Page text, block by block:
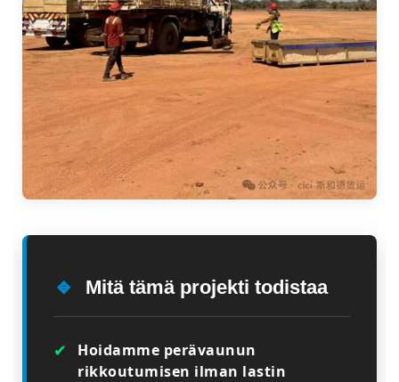
🔹 Mitä tämä projekti todistaa
✔
Hoidamme perävaunun
rikkoutumisen ilman lastin